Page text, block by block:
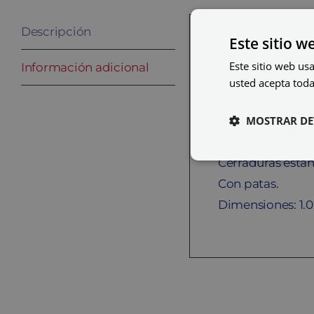
Descripción
Información adicional
Descripción
Cuerpo e
Cuerpo en
(12mm).
Cerraduras
Con patas.
Dimensiones:
Este sitio
Este sitio web
usted acepta
MOSTRAR